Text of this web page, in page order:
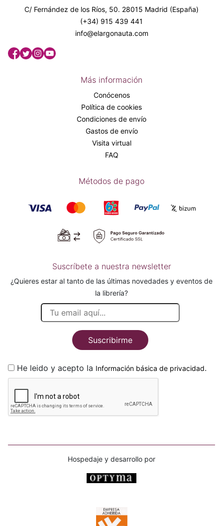
C/ Fernández de los Ríos, 50. 28015 Madrid (España)
(+34) 915 439 441
info@elargonauta.com
Más información
Conócenos
Política de cookies
Condiciones de envío
Gastos de envío
Visita virtual
FAQ
Métodos de pago
Suscríbete a nuestra newsletter
¿Quieres estar al tanto de las últimas novedades y eventos de
la librería?
Suscribirme
He leido y acepto la Información básica de privacidad.
Hospedaje y desarrollo por